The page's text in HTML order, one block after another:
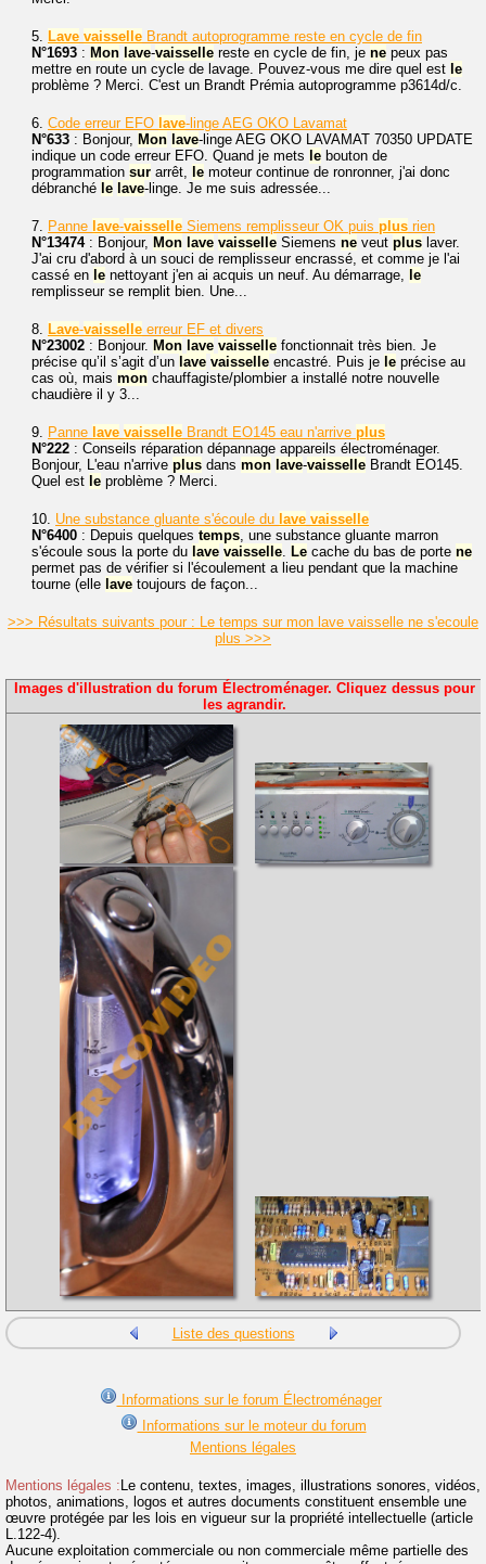
5. Lave vaisselle Brandt autoprogramme reste en cycle de fin
N°1693 : Mon lave-vaisselle reste en cycle de fin, je ne peux pas
mettre en route un cycle de lavage. Pouvez-vous me dire quel est le
problème ? Merci. C'est un Brandt Prémia autoprogramme p3614d/c.
6. Code erreur EFO lave-linge AEG OKO Lavamat
N°633 : Bonjour, Mon lave-linge AEG OKO LAVAMAT 70350 UPDATE
indique un code erreur EFO. Quand je mets le bouton de
programmation sur arrêt, le moteur continue de ronronner, j'ai donc
débranché le lave-linge. Je me suis adressée...
7. Panne lave-vaisselle Siemens remplisseur OK puis plus rien
N°13474: Bonjour, Mon lave vaisselle Siemens ne veut plus laver.
J'ai cru d'abord à un souci de remplisseur encrassé, et comme je l'ai
cassé en le nettoyant j'en ai acquis un neuf. Au démarrage, le
remplisseur se remplit bien. Une...
8. Lave-vaisselle erreur EF et divers
N°23002 : Bonjour. Mon lave vaisselle fonctionnait très bien. Je
précise qu’il s’agit d’un lave vaisselle encastré. Puis je le précise au
cas où, mais mon chauffagiste/plombier a installé notre nouvelle
chaudière il y 3...
9. Panne lave vaisselle Brandt EO145 eau n'arrive plus
N°222 : Conseils réparation dépannage appareils électroménager.
Bonjour, L'eau n'arrive plus dans mon lave-vaisselle Brandt EO145.
Quel est le problème ? Merci.
10. Une substance gluante s'écoule du lave vaisselle
N°6400 : Depuis quelques temps, une substance gluante marron
s'écoule sous la porte du lave vaisselle. Le cache du bas de porte ne
permet pas de vérifier si l'écoulement a lieu pendant que la machine
tourne (elle lave toujours de façon...
>>> Résultats suivants pour : Le temps sur mon lave vaisselle ne s'ecoule
plus >>>
Images d'illustration du forum Électroménager. Cliquez dessus pour
les agrandir.
Liste des questions
Informations sur le forum Électroménager
Informations sur le moteur du forum
Mentions légales
Mentions légales : Le contenu, textes, images, illustrations sonores, vidéos,
photos, animations, logos et autres documents constituent ensemble une
œuvre protégée par les lois en vigueur sur la propriété intellectuelle (article
L.122-4).
Aucune exploitation commerciale ou non commerciale même partielle des